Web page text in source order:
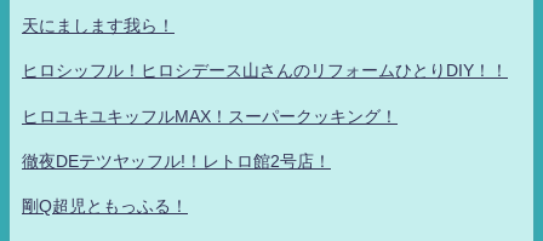
天にまします我ら！
ヒロシッフル！ヒロシデース山さんのリフォームひとりDIY！！
ヒロユキユキッフルMAX！スーパークッキング！
徹夜DEテツヤッフル!！レトロ館2号店！
剛Q超児ともっふる！